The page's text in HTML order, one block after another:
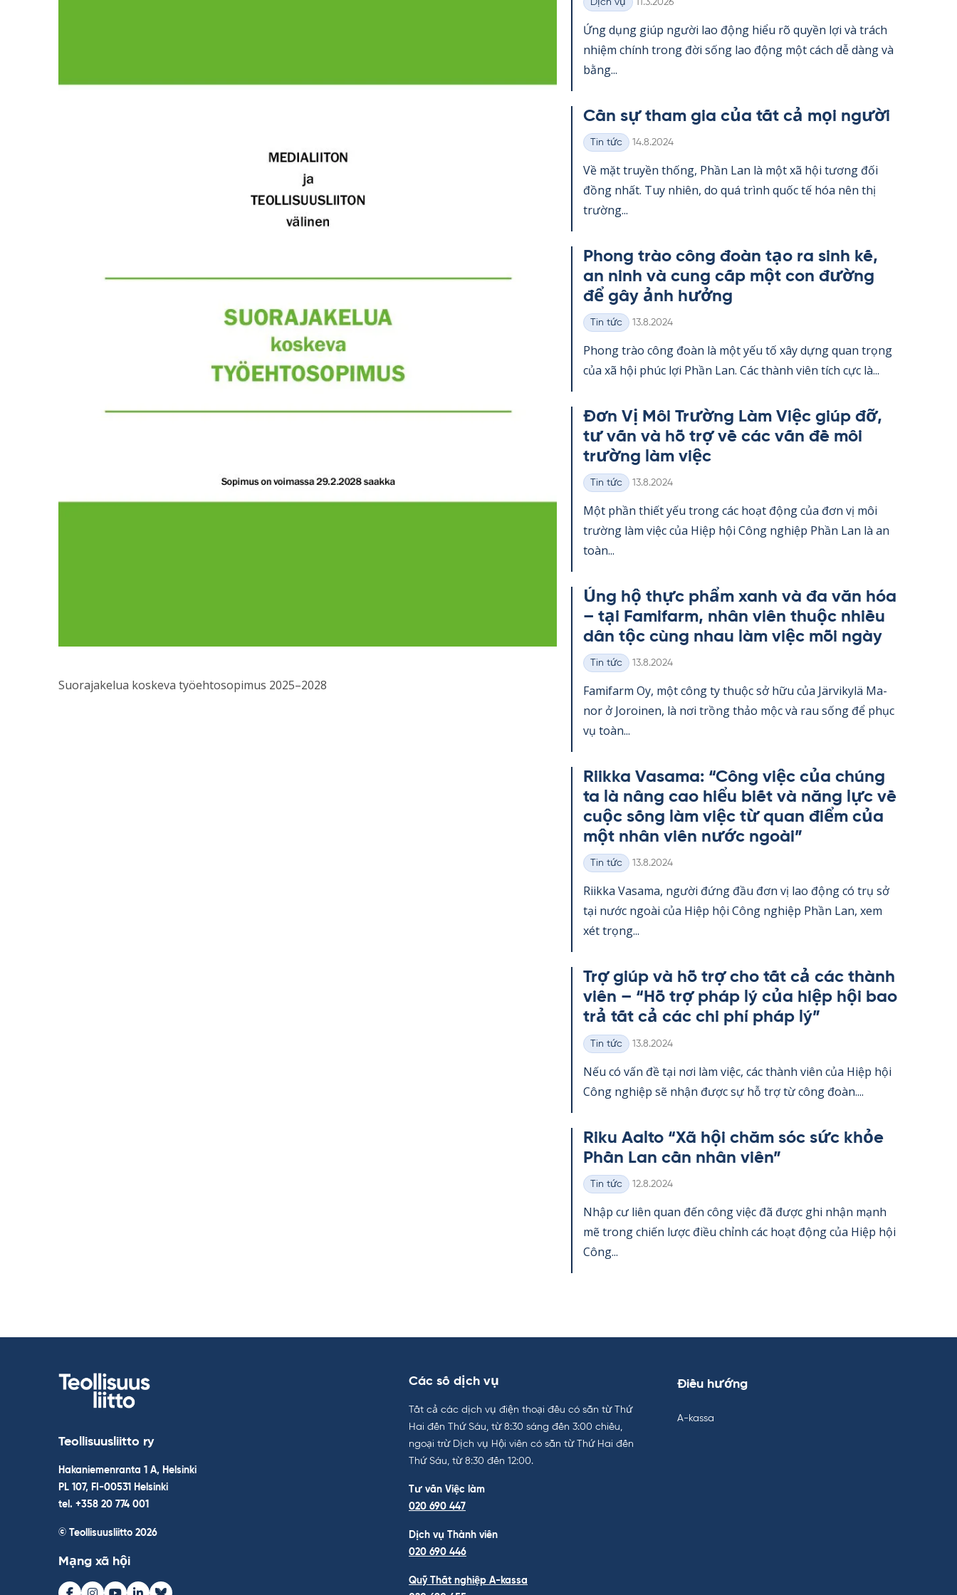
Suorajakelua koskeva työehtosopimus 2025–2028
Thể
loại
Dịch vụ 11.3.2026
Ứng dụng giúp người lao động hiểu rõ qu­yền lợi và trách
nhiệm chính trong đời sống lao động một cách dễ dàng và
bằng...
Cần sự tham gia của tất cả mọi người
Thể
loại
Tin tức Kirjoitettu
14.8.2024
Về mặt tru­yền thống, Phần Lan là một xã hội tương đối
đồng nhất. Tuy nhiên, do quá trình quốc tế hóa nên thị
trường...
Phong trào công đoàn tạo ra sinh kế,
an ninh và cung cấp một con đường
để gây ảnh hưởng
Thể
loại
Tin tức Kirjoitettu
13.8.2024
Phong trào công đoàn là một yếu tố xây dựng quan trọng
của xã hội phúc lợi Phần Lan. Các thành viên tích cực là...
Đơn Vị Môi Trường Làm Việc giúp đỡ,
tư vấn và hỗ trợ về các vấn đề môi
trường làm việc
Thể
loại
Tin tức Kirjoitettu
13.8.2024
Một phần thiết yếu trong các hoạt động của đơn vị môi
trường làm việc của Hiệp hội Công ng­hiệp Phần Lan là an
toàn...
Ủng hộ thực phẩm xanh và đa văn hóa
– tại Fa­mi­farm, nhân viên thuộc nhiều
dân tộc cùng nhau làm việc mỗi ngày
Thể
loại
Tin tức Kirjoitettu
13.8.2024
Fa­mi­farm Oy, một công ty thuộc sở hữu của Jär­vi­kylä Ma­
nor ở Jo­roi­nen, là nơi trồng thảo mộc và rau sống để phục
vụ toàn...
Riikka Va­sama: “Công việc của chúng
ta là nâng cao hiểu biết và năng lực về
cuộc sống làm việc từ quan điểm của
một nhân viên nước ngoài”
Thể
loại
Tin tức Kirjoitettu
13.8.2024
Riikka Va­sama, người đứng đầu đơn vị lao động có trụ sở
tại nước ngoài của Hiệp hội Công ng­hiệp Phần Lan, xem
xét trọng...
Trợ giúp và hỗ trợ cho tất cả các thành
viên – “Hỗ trợ pháp lý của hiệp hội bao
trả tất cả các chi phí pháp lý”
Thể
loại
Tin tức Kirjoitettu
13.8.2024
Nếu có vấn đề tại nơi làm việc, các thành viên của Hiệp hội
Công ng­hiệp sẽ nhận được sự hỗ trợ từ công đoàn....
Riku Aalto “Xã hội chăm sóc sức khỏe
Phần Lan cần nhân viên”
Thể
loại
Tin tức Kirjoitettu
12.8.2024
Nhập cư liên quan đến công việc đã được ghi nhận mạnh
mẽ trong chiến lược điều chỉnh các hoạt động của Hiệp hội
Công...
Teollisuusliitto ry
Hakaniemenranta 1 A, Helsinki
PL 107, FI-00531 Helsinki
tel. +358 20 774 001
© Teollisuusliitto 2026
Mạng xã hội
Các số dịch vụ
Tất cả các dịch vụ điện thoại đều có sẵn từ Thứ
Hai đến Thứ Sáu, từ 8:30 sáng đến 3:00 chiều,
ngoại trừ Dịch vụ Hội viên có sẵn từ Thứ Hai đến
Thứ Sáu, từ 8:30 đến 12:00.
Tư vấn Việc làm
020 690 447
Dịch vụ Thành viên
020 690 446
Quỹ Thất nghiệp A-kassa
Điều hướng
A-kassa